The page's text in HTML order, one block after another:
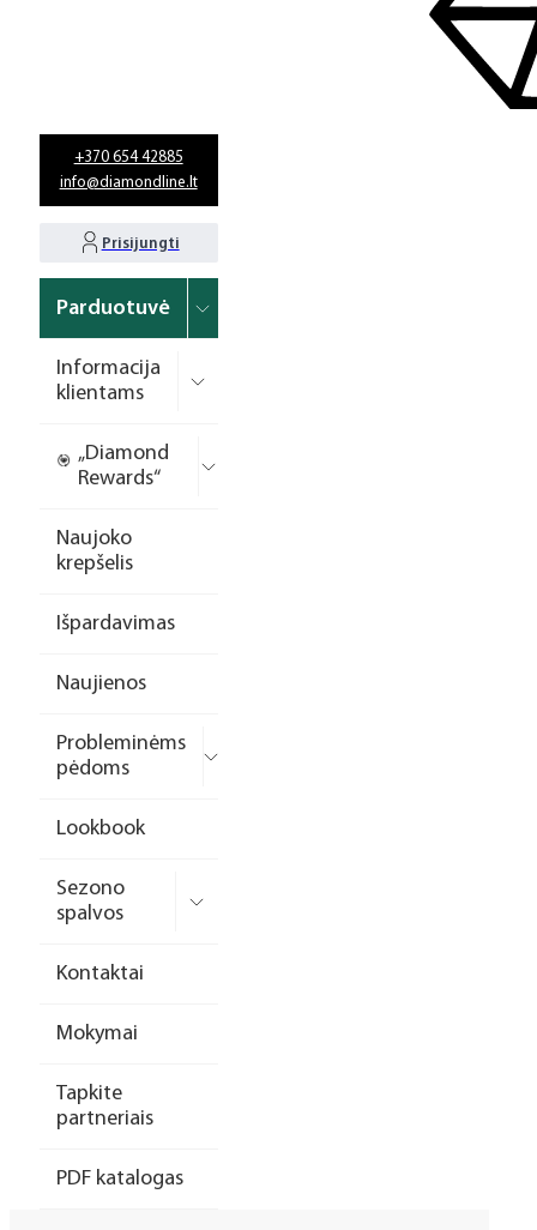
+370 654 42885
info@diamondline.lt
Prisijungti
Parduotuvė
Informacija
klientams
„Diamond
Rewards“
Naujoko
krepšelis
Išpardavimas
Naujienos
Probleminėms
pėdoms
Lookbook
Sezono
spalvos
Kontaktai
Mokymai
Tapkite
partneriais
PDF katalogas